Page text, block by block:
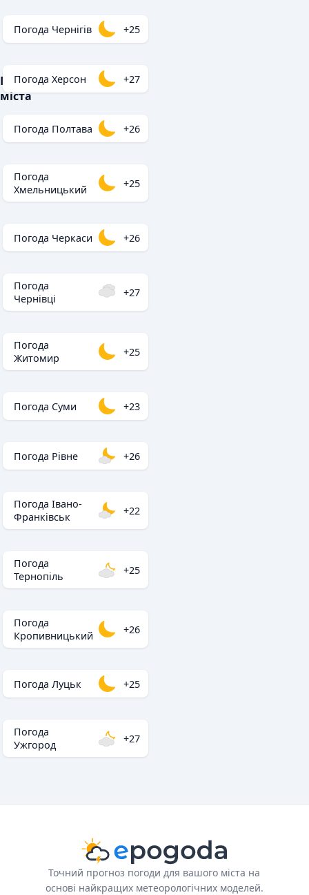
Популярні
міста
Погода Чернігів +25
Погода Херсон +27
Погода Полтава +26
Погода
Хмельницький
+25
Погода Черкаси +26
Погода
Чернівці
+27
Погода
Житомир
+25
Погода Суми +23
Погода Рівне +26
Погода Івано-
Франківськ
+22
Погода
Тернопіль
+25
Погода
Кропивницький
+26
Погода Луцьк +25
Погода
Ужгород
+27
Точний прогноз погоди для вашого міста на
основі найкращих метеорологічних моделей.